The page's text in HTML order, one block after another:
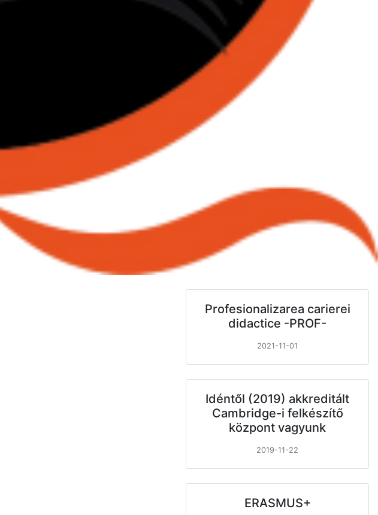
Profesionalizarea carierei
didactice -PROF-
2021-11-01
Idéntől (2019) akkreditált
Cambridge-i felkészítő
központ vagyunk
2019-11-22
ERASMUS+